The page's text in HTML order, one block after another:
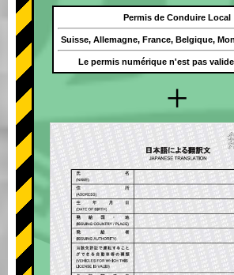
+
Permis de Conduire Local
Suisse, Allemagne, France, Belgique,
Le permis numérique n'est pas